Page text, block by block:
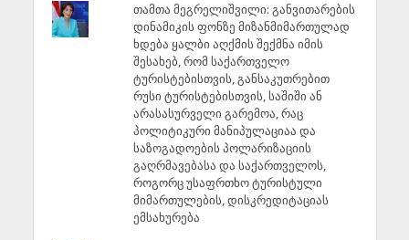
თამთა მეგრელიშვილი: განვითარების
დინამიკის ფონზე მიზანმიმართულად
ხდება ყალბი აღქმის შექმნა იმის
შესახებ, რომ საქართველო
ტურისტებისთვის, განსაკუთრებით
რუსი ტურისტებისთვის, საშიში ან
არასასურველი გარემოა, რაც
პოლიტიკური მანიპულაციაა და
საზოგადოების პოლარიზაციის
გაღრმავებასა და საქართველოს,
როგორც უსაფრთხო ტურისტული
მიმართულების, დისკრედიტაციას
ემსახურება